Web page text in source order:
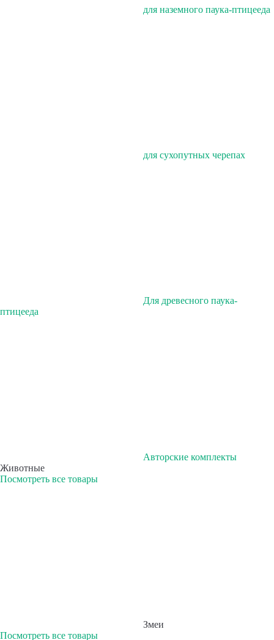
для наземного паука-птицееда
для сухопутных черепах
Для древесного паука-
птицееда
Авторские комплекты
Животные
Посмотреть все товары
Змеи
Посмотреть все товары